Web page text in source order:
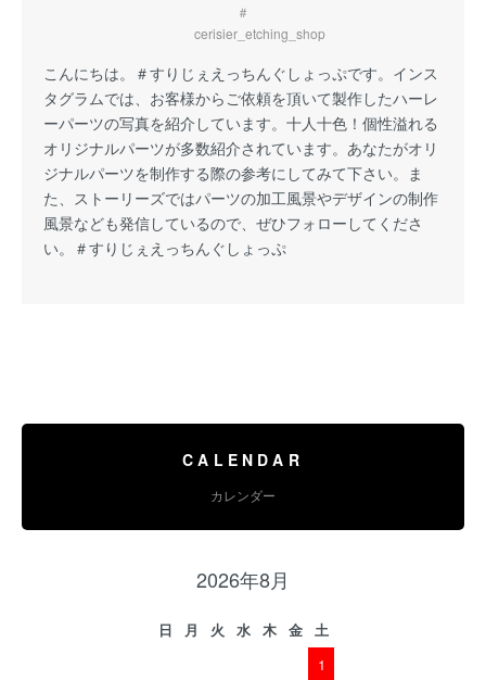
＃
cerisier_etching_shop
こんにちは。 ＃すりじぇえっちんぐしょっぷです。インス
タグラムでは、お客様からご依頼を頂いて製作したハーレ
ーパーツの写真を紹介しています。十人十色！個性溢れる
オリジナルパーツが多数紹介されています。あなたがオリ
ジナルパーツを制作する際の参考にしてみて下さい。ま
た、ストーリーズではパーツの加工風景やデザインの制作
風景なども発信しているので、ぜひフォローしてくださ
い。
＃すりじぇえっちんぐしょっぷ
CALENDAR
カレンダー
2026年8月
日 月 火 水 木 金
土
1